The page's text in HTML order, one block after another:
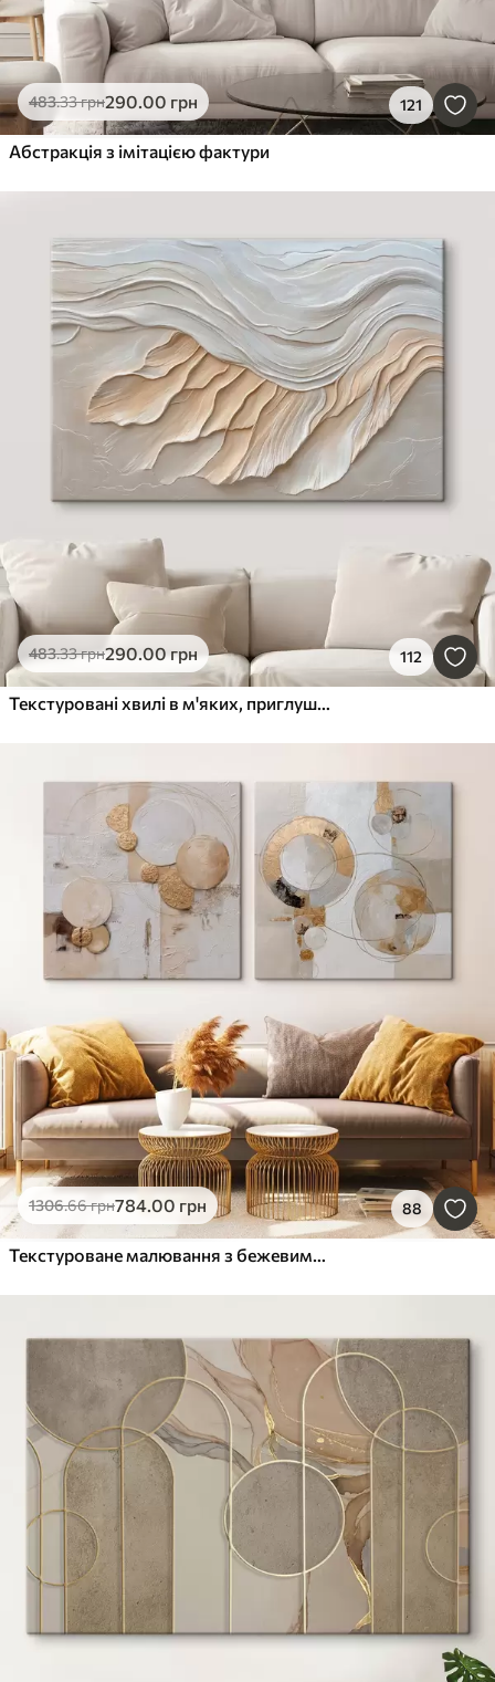
483.33грн290.00 грн 121
Абстракція з імітацією фактури
483.33грн290.00грн 112
Текстуровані хвилі в м'яких, приглушених тонах
1306.66грн784.00 грн 88
Текстуроване малювання з бежевими та білими формами